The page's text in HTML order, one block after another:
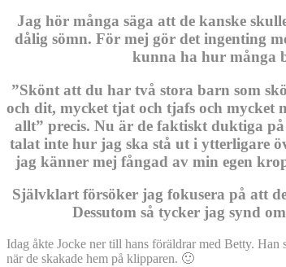
Jag hör många säga att de kanske
dålig sömn. För mej gör det ingenting
kunna ha hur många
”Skönt att du har två stora barn som
och dit, mycket tjat och tjafs och mycket
allt” precis. Nu är de faktiskt duktiga
talat inte hur jag ska stå ut i ytterligare
jag känner mej fångad av min egen
Självklart försöker jag fokusera på att
Dessutom så tycker jag synd
Idag åkte Jocke ner till hans föräldrar med Betty.
när de skakade hem på klipparen. 🙂